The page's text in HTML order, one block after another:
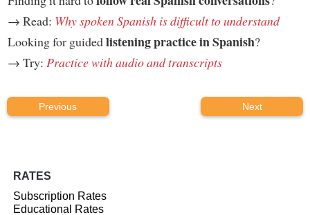
→ Read: Why spoken Spanish is difficult to understand
Looking for guidedlistening practice in Spanish?
→ Try: Practice with audio and transcripts
Previous Next
RATES
Subscription Rates
Educational Rates